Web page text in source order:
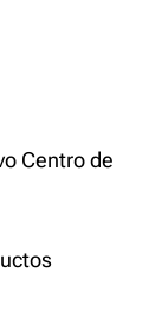
Centro de